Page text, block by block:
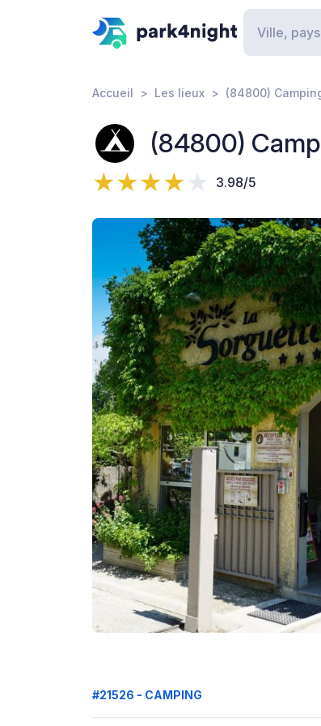
Accueil Les lieux (84800)
(84800)
3.98/5
#21526 - CAMPING